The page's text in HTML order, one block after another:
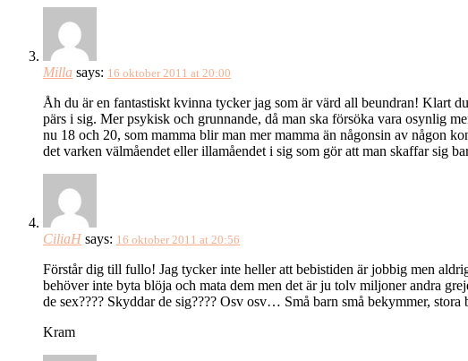
Milla says: 16 oktober 2011 at 20:00
Åh du är en fantastiskt kvinna tycker jag som är värd all beundran! Klart
pärs i sig. Mer psykisk och grunnande, då man ska försöka vara osynlig
nu 18 och 20, som mamma blir man mer mamma än någonsin av någon
det varken välmåendet eller illamåendet i sig som gör att man skaffar sig
CiliaH says: 16 oktober 2011 at 20:56
Förstår dig till fullo! Jag tycker inte heller att bebistiden är jobbig men
behöver inte byta blöja och mata dem men det är ju tolv miljoner andra
de sex???? Skyddar de sig???? Osv osv… Små barn små bekymmer,
Kram